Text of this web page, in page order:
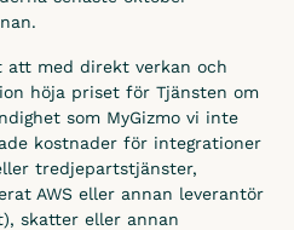
att med direkt verkan och
höja priset för Tjänsten om
som MyGizmo vi inte
kostnader för integrationer
tredjepartstjänster,
AWS eller annan leverantör
skatter eller annan